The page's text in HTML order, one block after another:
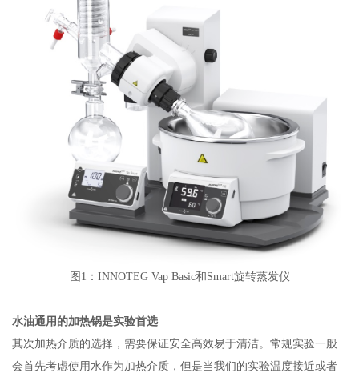
图 1 ： INNOTEG Vap Basic和Smart旋转蒸发仪
水油通用的加热锅是实验首选
其次加热介质的选择，需要保证安全高效易于清洁。常规实验一般
会首先考虑使用水作为加热介质，但是当我们的实验温度接近或者